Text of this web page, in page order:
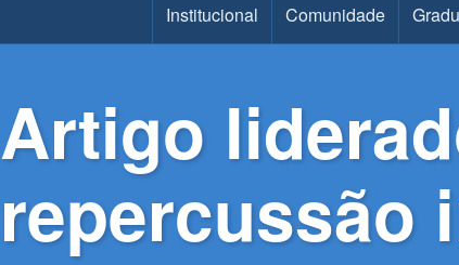
Main MenuInstitucional Comunidade
Artigo
repercussão